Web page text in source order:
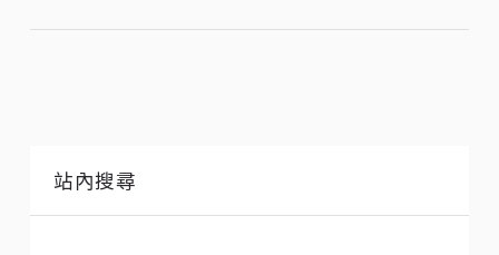
站內搜尋